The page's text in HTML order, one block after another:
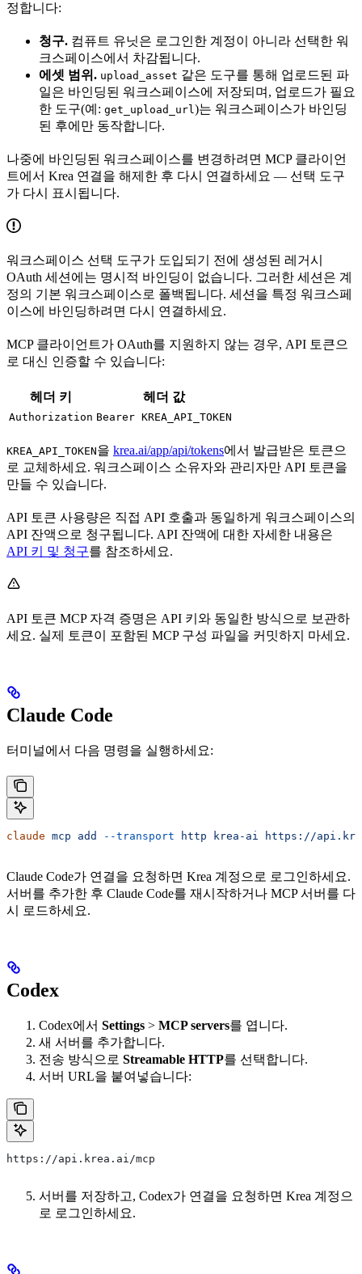
정합니다:
청구. 컴퓨트 유닛은 로그인한 계정이 아니라 선택한 워
크스페이스에서 차감됩니다.
에셋 범위. upload_asset 같은 도구를 통해 업로드된 파
일은 바인딩된 워크스페이스에 저장되며, 업로드가 필요
한 도구(예: get_upload_url )는 워크스페이스가 바인딩
된 후에만 동작합니다.
나중에 바인딩된 워크스페이스를 변경하려면 MCP 클라이언
트에서 Krea 연결을 해제한 후 다시 연결하세요 — 선택 도구
가 다시 표시됩니다.
워크스페이스 선택 도구가 도입되기 전에 생성된 레거시
OAuth 세션에는 명시적 바인딩이 없습니다. 그러한 세션은 계
정의 기본 워크스페이스로 폴백됩니다. 세션을 특정 워크스페
이스에 바인딩하려면 다시 연결하세요.
MCP 클라이언트가 OAuth를 지원하지 않는 경우, API 토큰으
로 대신 인증할 수 있습니다:
헤더 키 헤더 값
Authorization Bearer KREA_API_TOKEN
KREA_API_TOKEN을 krea.ai/app/api/tokens에서 발급받은 토큰으
로 교체하세요. 워크스페이스 소유자와 관리자만 API 토큰을
만들 수 있습니다.
API 토큰 사용량은 직접 API 호출과 동일하게 워크스페이스의
API 잔액으로 청구됩니다. API 잔액에 대한 자세한 내용은
API 키 및 청구를 참조하세요.
API 토큰 MCP 자격 증명은 API 키와 동일한 방식으로 보관하
세요. 실제 토큰이 포함된 MCP 구성 파일을 커밋하지 마세요.
Claude Code
터미널에서 다음 명령을 실행하세요:
claude mcp add --transport http krea-ai https://
Claude Code가 연결을 요청하면 Krea 계정으로 로그인하세요.
서버를 추가한 후 Claude Code를 재시작하거나 MCP 서버를 다
시 로드하세요.
Codex
Codex에서 Settings > MCP servers를 엽니다.
새 서버를 추가합니다.
전송 방식으로 Streamable HTTP를 선택합니다.
서버 URL을 붙여넣습니다:
https://api.krea.ai/mcp
서버를 저장하고, Codex가 연결을 요청하면 Krea 계정으
로 로그인하세요.